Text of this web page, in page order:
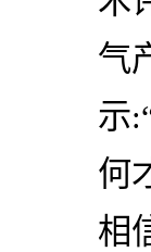
气
示
何
相